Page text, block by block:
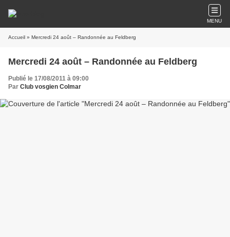
MENU
Accueil » Mercredi 24 août – Randonnée au Feldberg
Mercredi 24 août – Randonnée au Feldberg
Publié le 17/08/2011 à 09:00
Par Club vosgien Colmar